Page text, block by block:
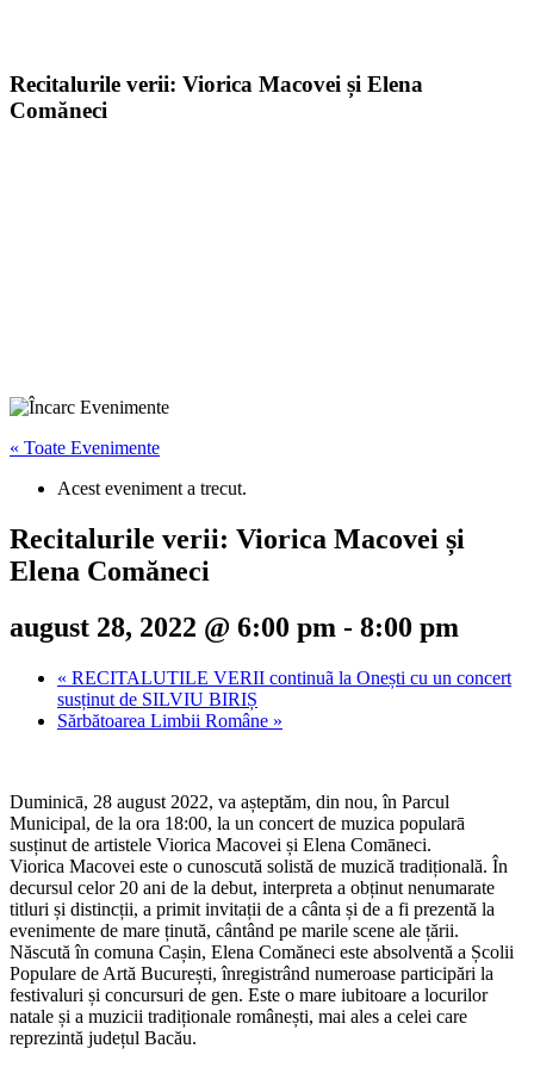
Recitalurile verii: Viorica Macovei și Elena
Comăneci
« Toate Evenimente
Acest eveniment a trecut.
Recitalurile verii: Viorica Macovei și
Elena Comăneci
august 28, 2022 @ 6:00 pm - 8:00 pm
« RECITALUTILE VERII continuã la Onești cu un concert
susținut de SILVIU BIRIȘ
Sărbătoarea Limbii Române »
Duminicā, 28 august 2022, va așteptăm, din nou, în Parcul
Municipal, de la ora 18:00, la un concert de muzica popularā
susținut de artistele Viorica Macovei și Elena Comāneci.
Viorica Macovei este o cunoscută solistă de muzică tradițională. În
decursul celor 20 ani de la debut, interpreta a obținut nenumarate
titluri și distincții, a primit invitații de a cânta și de a fi prezentă la
evenimente de mare ținută, cântând pe marile scene ale țării.
Născută în comuna Cașin, Elena Comăneci este absolventă a Școlii
Populare de Artă București, înregistrând numeroase participări la
festivaluri și concursuri de gen. Este o mare iubitoare a locurilor
natale și a muzicii tradiționale românești, mai ales a celei care
reprezintă județul Bacău.